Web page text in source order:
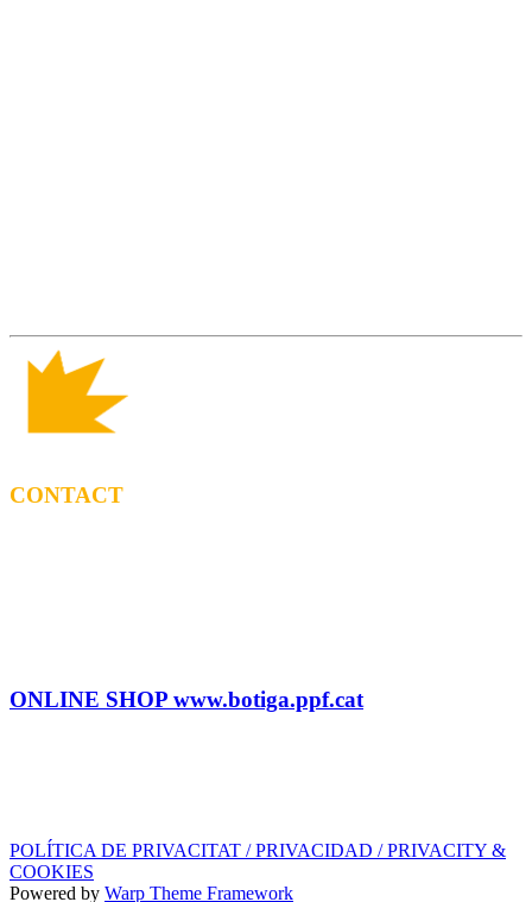
CONTACT
ONLINE SHOP www.botiga.ppf.cat
POLÍTICA DE PRIVACITAT / PRIVACIDAD / PRIVACITY &
COOKIES
Powered by Warp Theme Framework